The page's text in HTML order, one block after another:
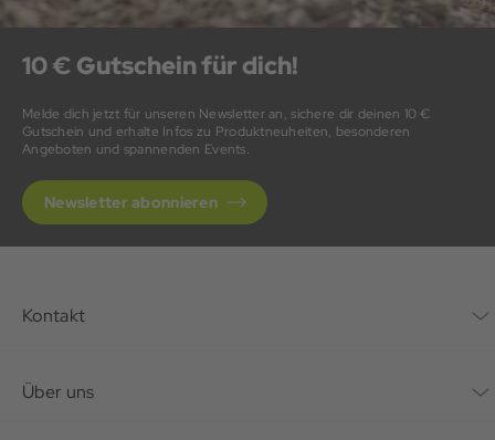
10 € Gutschein für dich!
Melde dich jetzt für unseren Newsletter an, sichere dir deinen 10 €
Gutschein und erhalte Infos zu Produktneuheiten, besonderen
Angeboten und spannenden Events.
Newsletter abonnieren
Kontakt
Über uns